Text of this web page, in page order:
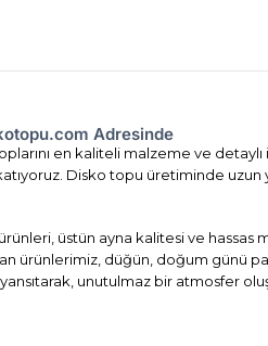
Adresinde
en kaliteli malzeme ve
katıyoruz. Disko topu üretiminde
üstün ayna kalitesi ve
ürünlerimiz, düğün, doğum
unutulmaz bir atmosfer